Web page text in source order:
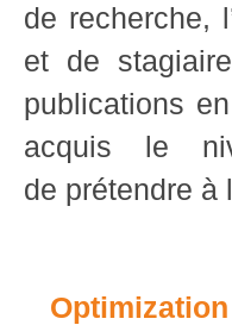
de recherche,
et de
publications
acquis le
de prétendre à